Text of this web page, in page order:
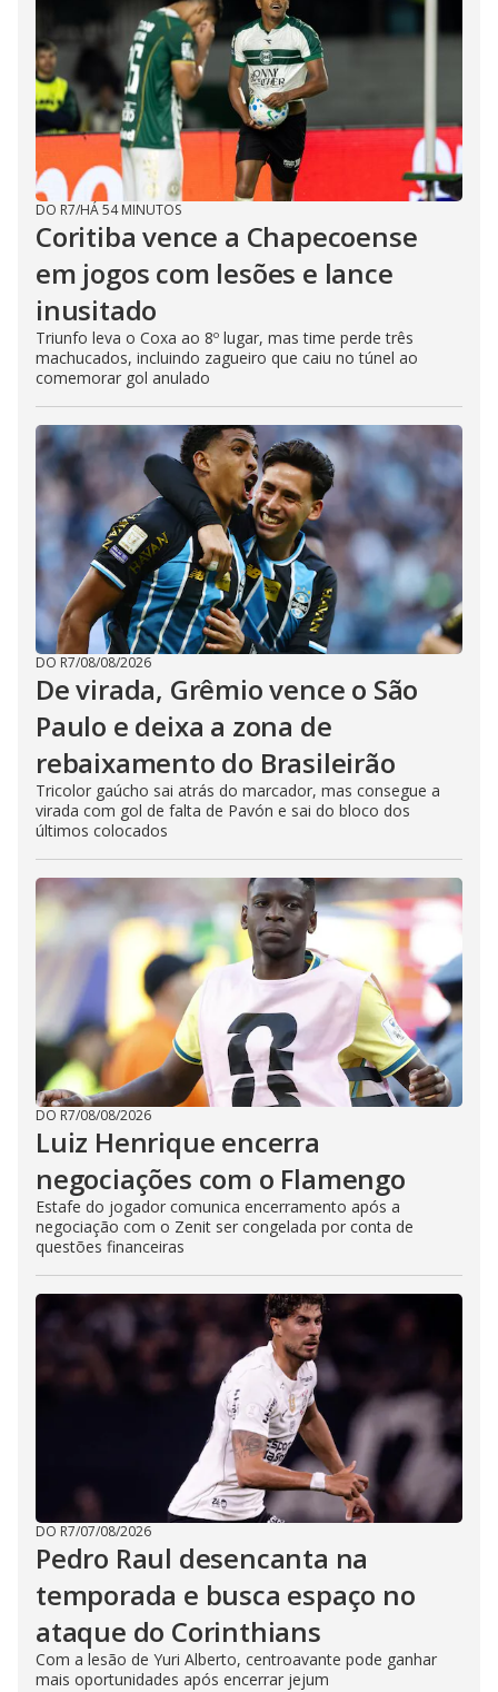
DO R7/HÁ 54 MINUTOS
Coritiba vence a Chapecoense
em jogos com lesões e lance
inusitado
Triunfo leva o Coxa ao 8º lugar, mas time perde três
machucados, incluindo zagueiro que caiu no túnel ao
comemorar gol anulado
DO R7/08/08/2026
De virada, Grêmio vence o São
Paulo e deixa a zona de
rebaixamento do Brasileirão
Tricolor gaúcho sai atrás do marcador, mas consegue a
virada com gol de falta de Pavón e sai do bloco dos
últimos colocados
DO R7/08/08/2026
Luiz Henrique encerra
negociações com o Flamengo
Estafe do jogador comunica encerramento após a
negociação com o Zenit ser congelada por conta de
questões financeiras
DO R7/07/08/2026
Pedro Raul desencanta na
temporada e busca espaço no
ataque do Corinthians
Com a lesão de Yuri Alberto, centroavante pode ganhar
mais oportunidades após encerrar jejum